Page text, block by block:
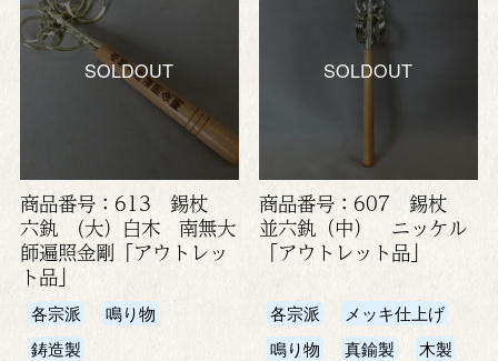
SOLDOUT
商品番号：613 錫杖
六釻 (大）白木 南無大
師遍照金剛「アウトレッ
ト品」
各宗派
鳴り物
鋳造製
SOLDOUT
商品番号：607 錫杖
並六釻（中） ニッケル
「アウトレット品」
各宗派
メッキ仕上げ
鳴り物
真鍮製 木製